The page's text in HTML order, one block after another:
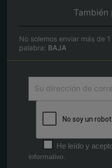
También
No solemos enviar más de
palabra: BAJA
He leído y
informativo.